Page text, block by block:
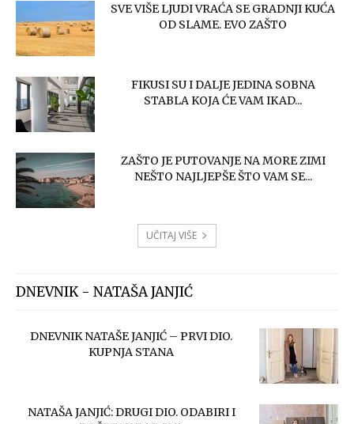
SVE VIŠE LJUDI VRAĆA SE GRADNJI KUĆA
OD SLAME. EVO ZAŠTO
FIKUSI SU I DALJE JEDINA SOBNA
STABLA KOJA ĆE VAM IKAD...
ZAŠTO JE PUTOVANJE NA MORE ZIMI
NEŠTO NAJLJEPŠE ŠTO VAM SE...
UČITAJ VIŠE
DNEVNIK - NATAŠA JANJIĆ
DNEVNIK NATAŠE JANJIĆ – PRVI DIO.
KUPNJA STANA
NATAŠA JANJIĆ: DRUGI DIO. ODABIRI I